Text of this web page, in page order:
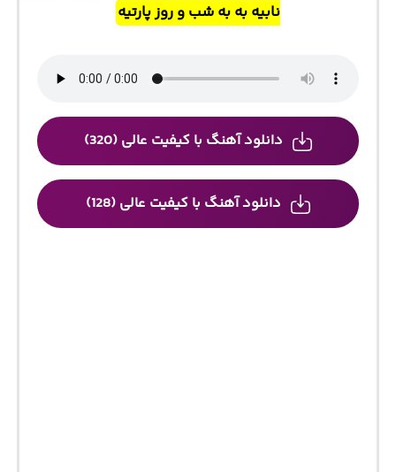
نابیه به به شب و روز پارتیه
دانلود آهنگ با کیفیت عالی (320)
دانلود آهنگ با کیفیت عالی (128)